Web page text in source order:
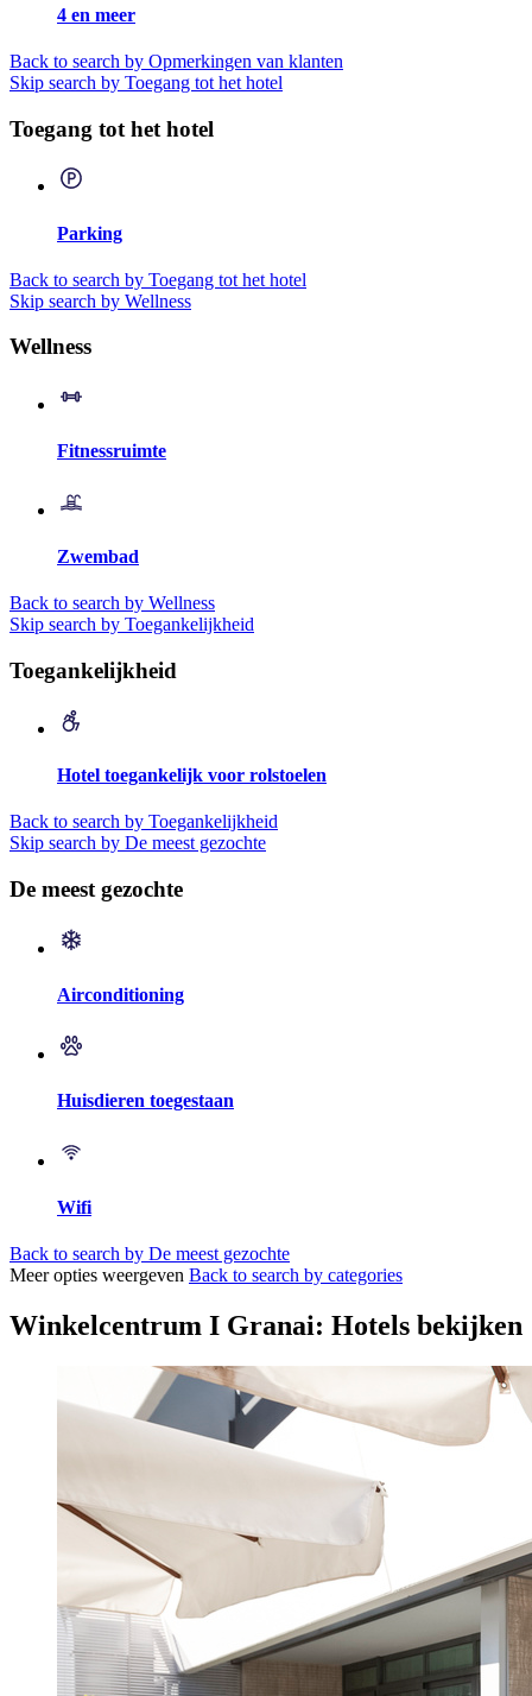
4 en meer
Back to search by Opmerkingen van klanten
Skip search by Toegang tot het hotel
Toegang tot het hotel
Parking
Back to search by Toegang tot het hotel
Skip search by Wellness
Wellness
Fitnessruimte
Zwembad
Back to search by Wellness
Skip search by Toegankelijkheid
Toegankelijkheid
Hotel toegankelijk voor rolstoelen
Back to search by Toegankelijkheid
Skip search by De meest gezochte
De meest gezochte
Airconditioning
Huisdieren toegestaan
Wifi
Back to search by De meest gezochte
Meer opties weergeven Back to search by categories
Winkelcentrum I Granai: Hotels bekijken